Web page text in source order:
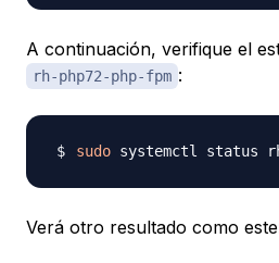
A continuación, verifique el
rh-php72-php-fpm :
sudo
Verá otro resultado como